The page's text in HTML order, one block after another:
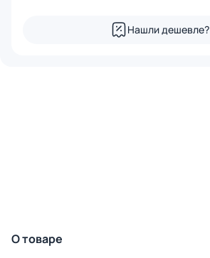
Нашли дешевле?
О товаре